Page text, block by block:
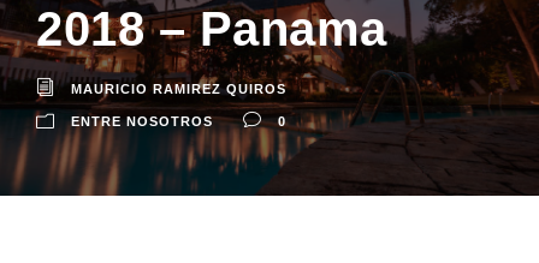
2018 – Panama
MAURICIO RAMIREZ QUIROS
ENTRE NOSOTROS 0